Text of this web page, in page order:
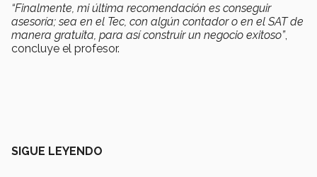
“Finalmente, mi última recomendación es conseguir
asesoría; sea en el Tec, con algún contador o en el SAT de
manera gratuita, para así construir un negocio exitoso”,
concluye el profesor.
SIGUE LEYENDO